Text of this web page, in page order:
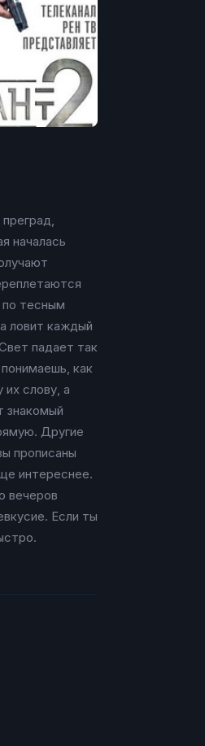
началась
по тесным
ловит каждый
падает так
как
слову, а
знакомый
Другие
прописаны
интереснее.
вечеров
Если ты